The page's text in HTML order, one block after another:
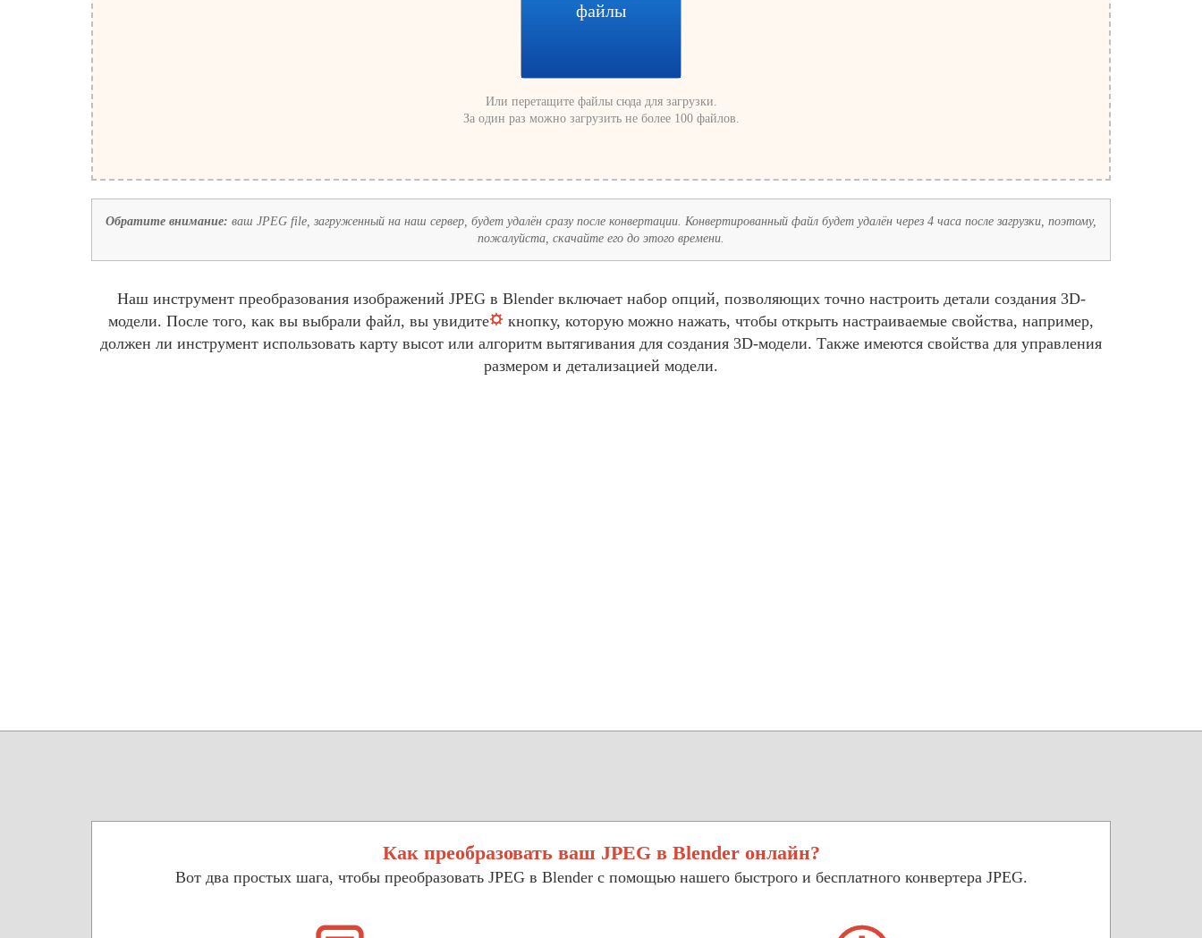
файлы
Или перетащите файлы сюда для загрузки.
За один раз можно загрузить не более 100 файлов.
Обратите внимание: ваш JPEG file, загруженный на наш сервер, будет удалён сразу после конвертации. Конвертированный файл будет удалён через 4 часа после загрузки, поэтому,
пожалуйста, скачайте его до этого времени.
Наш инструмент преобразования изображений JPEG в Blender включает набор опций, позволяющих точно настроить детали создания 3D-
модели. После того, как вы выбрали файл, вы увидите
кнопку, которую можно нажать, чтобы открыть настраиваемые свойства, например,
должен ли инструмент использовать карту высот или алгоритм вытягивания для создания 3D-модели. Также имеются свойства для управления
размером и детализацией модели.
Как преобразовать ваш JPEG в Blender онлайн?
Вот два простых шага, чтобы преобразовать JPEG в Blender с помощью нашего быстрого и бесплатного конвертера JPEG.